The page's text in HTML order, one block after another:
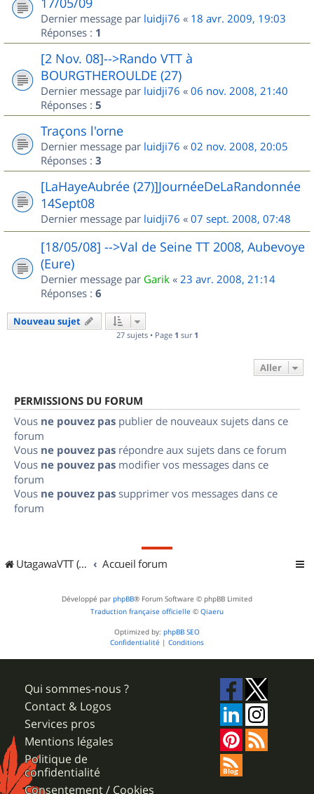
Dernier message par luidji76 « 18 avr. 2009, 19:03
Réponses : 1
[2 Nov. 08]-->Rando VTT à
BOURGTHEROULDE (27)
Dernier message par luidji76 « 06 nov. 2008, 21:40
Réponses : 5
Traçons l'orne
Dernier message par luidji76 « 02 nov. 2008, 20:05
Réponses : 3
[LaHayeAubrée (27)]JournéeDeLaRandonnée
14Sept08
Dernier message par luidji76 « 07 sept. 2008, 07:48
[18/05/08] -->Val de Seine TT 2008, Aubevoye
(Eure)
Dernier message par Garik « 23 avr. 2008, 21:14
Réponses : 6
Nouveau sujet
27 sujets • Page 1 sur 1
Aller
PERMISSIONS DU FORUM
Vous ne pouvez pas publier de nouveaux sujets dans ce
forum
Vous ne pouvez pas répondre aux sujets dans ce forum
Vous ne pouvez pas modifier vos messages dans ce
forum
Vous ne pouvez pas supprimer vos messages dans ce
forum
UtagawaVTT (Randos VTT et VTTAE avec traces GPS) Accueil forum
Développé par phpBB® Forum Software © phpBB Limited
Traduction française officielle © Qiaeru
Optimized by: phpBB SEO
Confidentialité | Conditions
Qui sommes-nous ?
Contact & Logos
Services pros
Mentions légales
Politique de
confidentialité
Consentement / Cookies